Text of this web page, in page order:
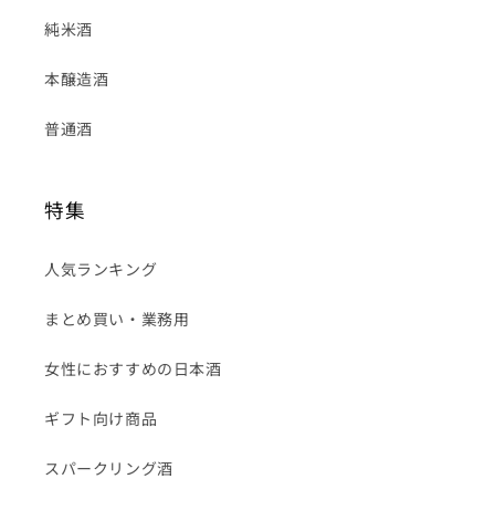
純米酒
本醸造酒
普通酒
特集
人気ランキング
まとめ買い・業務用
女性におすすめの日本酒
ギフト向け商品
スパークリング酒